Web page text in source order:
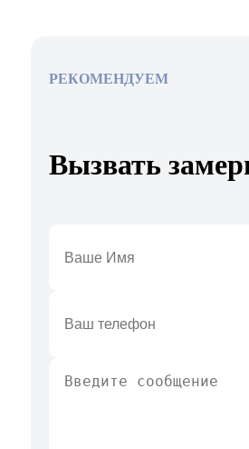
РЕКОМЕНДУЕМ
Вызвать